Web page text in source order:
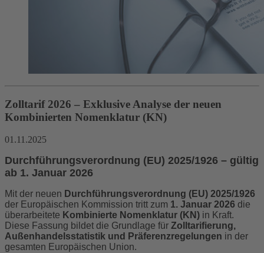
Zolltarif 2026 – Exklusive Analyse der neuen
Kombinierten Nomenklatur (KN)
01.11.2025
Durchführungsverordnung (EU) 2025/1926 – gültig
ab 1. Januar 2026
Mit der neuen Durchführungsverordnung (EU) 2025/1926
der Europäischen Kommission tritt zum 1. Januar 2026 die
überarbeitete Kombinierte Nomenklatur (KN) in Kraft.
Diese Fassung bildet die Grundlage für Zolltarifierung,
Außenhandelsstatistik und Präferenzregelungen in der
gesamten Europäischen Union.